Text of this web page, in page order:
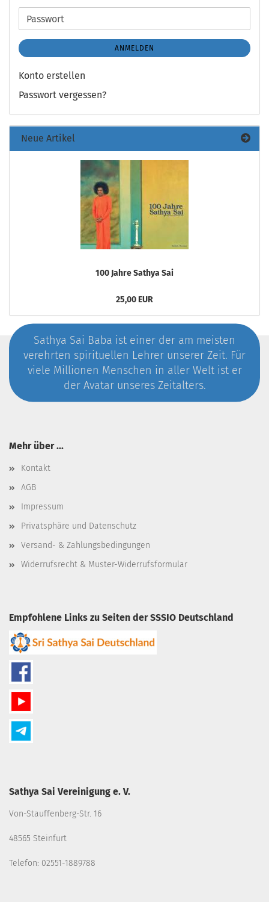
Adresse
Passwort
ANMELDEN
Konto erstellen
Passwort vergessen?
Neue Artikel
100 Jahre Sathya Sai
25,00 EUR
Sathya Sai Baba ist einer der am meisten
verehrten spirituellen Lehrer unserer Zeit. Für
viele Millionen Menschen in aller Welt ist er
der Avatar unseres Zeitalters.
Mehr über ...
Kontakt
AGB
Impressum
Privatsphäre und Datenschutz
Versand- & Zahlungsbedingungen
Widerrufsrecht & Muster-Widerrufsformular
Empfohlene Links zu Seiten der SSSIO Deutschland
Sathya Sai Vereinigung e. V.
Von-Stauffenberg-Str. 16
48565 Steinfurt
Telefon: 02551-1889788